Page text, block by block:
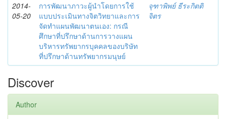
2014-
05-20
การพัฒนาภาวะผู้นำโดยการใช้
แบบประเมินทางจิตวิทยาและการ
จัดทำแผนพัฒนาตนเอง: กรณี
ศึกษาที่ปรึกษาด้านการวางแผน
บริหารทรัพยากรบุคคลของบริษัท
ที่ปรึกษาด้านทรัพยากรมนุษย์
จุฑาพิพย์ ธีระกิตติ
จิตร
Discover
Author